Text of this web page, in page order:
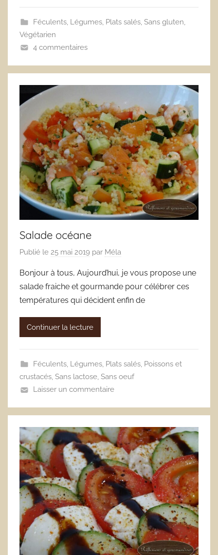
Féculents, Légumes, Plats salés, Sans gluten
Végétarien
4 commentaires
Salade océane
Publié le 25 mai 2019 par Méla
Bonjour à tous, Aujourd’hui, je vous propose une
salade fraiche et gourmande pour célébrer ces
températures qui décident enfin de
Continuer la lecture
Féculents, Légumes, Plats salés, Poissons et
crustacés, Sans lactose, Sans oeuf
Laisser un commentaire